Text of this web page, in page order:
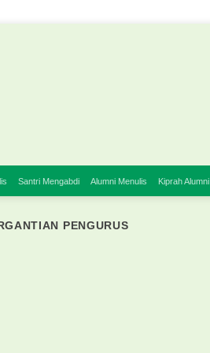
Santri Mengabdi Alumni Menulis Kiprah Alumni
PENGURUS